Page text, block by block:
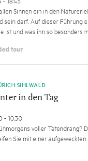
Sinnen ein in den
sein darf. Auf dieser Führung
ist und was ihn so besonders
tour
SIHLWALD
in den Tag
- 10:30
voller Tatendrang?
Sie mit einer